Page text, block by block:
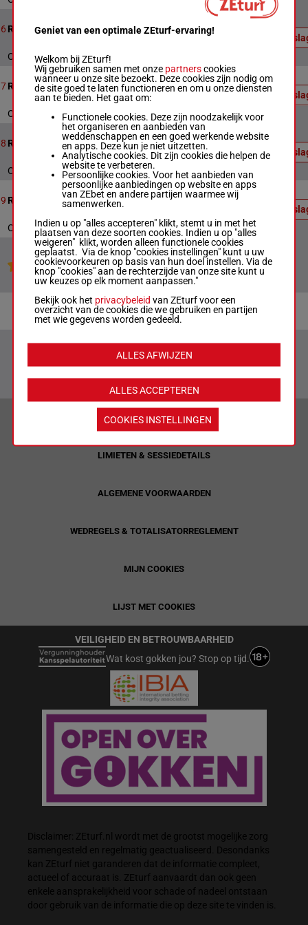
6 Race 6 61400m20:58
Officiële
Officiële uitslag : 4 - 6 - 5 - 1 - 3
7Race 7 81600m 21:31uitslag:
8 - 5 - 4
Officiële uitslag : 8 - 5 - 4 - 2 - 3
8 Race 8 71650m 22:03 uitslag:
- 7 - 8
Officiële uitslag : 5 - 3 - 1 - 7 - 8
9 Race 9 91600m22:38
Officiële
Officiële uitslag : 4 - 8 - 7 - 10 - 1
Jouw favoriete paarden
VERANTWOORD WEDDEN & PRIVACYVERKLARING
LIMIETEN & SESSIEDETAILS
ALGEMENE VOORWAARDEN
WEDREGELS & TOTALISATORREGLEMENT
MIJN COOKIES
LIJST MET COOKIES
VEILIGHEID EN BETROUWBAARHEID
Wat kost gokken jou? Stop op tijd.
Disclaimer: ZEturf.nl wordt met de grootst mogelijke zorg
samengesteld en regelmatig geactualiseerd. Desondanks
kan ZEturf niet garanderen dat de informatie compleet,
actueel of accuraat is. ZEturf aanvaardt dan ook geen
enkele aansprakelijkheid voor schade of nadeel ontstaan
door gebruik van de informatie die op deze site te vinden is.
Geniet van een optimale ZEturf-ervaring!
Welkom bij ZEturf!
Wij gebruiken samen met onze partnerscookies
wanneer u onze site bezoekt. Deze cookies zijn nodig om
de site goed te laten functioneren en om u onze diensten
aan te bieden. Het gaat om:
Functionele cookies. Deze zijn noodzakelijk voor
het organiseren en aanbieden van
weddenschappen en een goed werkende website
en apps. Deze kun je niet uitzetten.
Analytische cookies. Dit zijn cookies die helpen de
website te verbeteren.
Persoonlijke cookies. Voor het aanbieden van
persoonlijke aanbiedingen op website en apps
van ZEbet en andere partijen waarmee wij
samenwerken.
Indien u op "alles accepteren" klikt, stemt u in met het
plaatsen van deze soorten cookies. Indien u op "alles
weigeren" klikt, worden alleen functionele cookies
geplaatst. Via de knop "cookies instellingen" kunt u uw
cookievoorkeuren op basis van hun doel instellen. Via de
knop "cookies" aan de rechterzijde van onze site kunt u
uw keuzes op elk moment aanpassen."
Bekijk ook het privacybeleid van ZEturf voor een
overzicht van de cookies die we gebruiken en partijen
met wie gegevens worden gedeeld.
ALLES ACCEPTEREN
ALLES AFWIJZEN
COOKIES INSTELLINGEN